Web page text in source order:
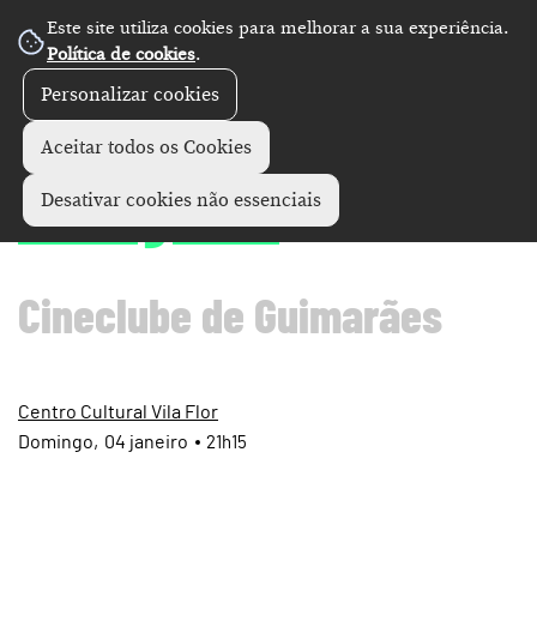
Este site utiliza cookies para melhorar a sua experiência.
Política de cookies.
Personalizar cookies
Aceitar todos os Cookies
Desativar cookies não essenciais
Cinema +
Lavagante
Cineclube de Guimarães
Centro Cultural Vila Flor
04 janeiro
Domingo 21h15